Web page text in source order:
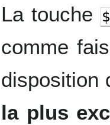
La touche $
comme
disposition
la plus